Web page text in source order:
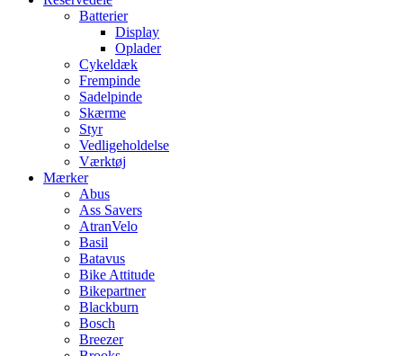
Batterier
Display
Oplader
Cykeldæk
Frempinde
Sadelpinde
Skærme
Styr
Vedligeholdelse
Værktøj
Mærker
Abus
Ass Savers
AtranVelo
Basil
Batavus
Bike Attitude
Bikepartner
Blackburn
Bosch
Breezer